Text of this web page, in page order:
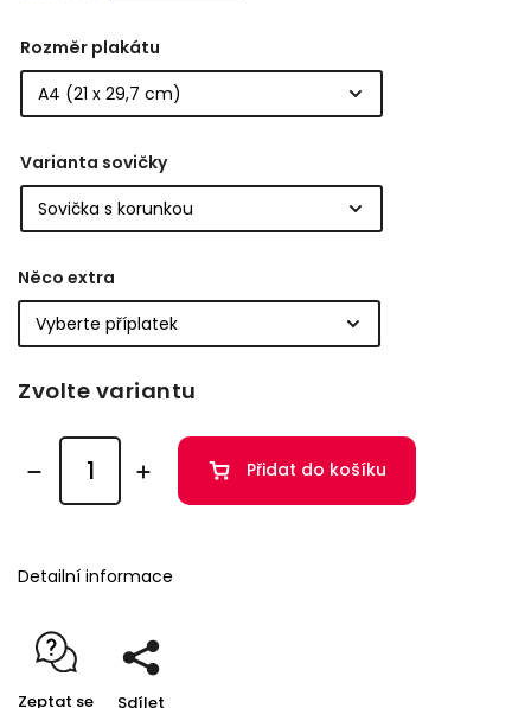
Rozměr plakátu
Varianta sovičky
Něco extra
Zvolte variantu
Přidat do košíku
Detailní informace
Zeptat se Sdílet